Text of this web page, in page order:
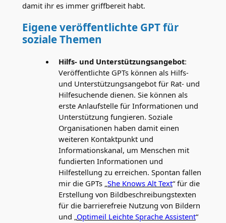
damit ihr es immer griffbereit habt.
Eigene veröffentlichte GPT für
soziale Themen
Hilfs- und Unterstützungsangebot:
Veröffentlichte GPTs können als Hilfs-
und Unterstützungsangebot für Rat- und
Hilfesuchende dienen. Sie können als
erste Anlaufstelle für Informationen und
Unterstützung fungieren. Soziale
Organisationen haben damit einen
weiteren Kontaktpunkt und
Informationskanal, um Menschen mit
fundierten Informationen und
Hilfestellung zu erreichen. Spontan fallen
mir die GPTs „She Knows Alt Text“ für die
Erstellung von Bildbeschreibungstexten
für die barrierefreie Nutzung von Bildern
und „Optimeil Leichte Sprache Assistent“